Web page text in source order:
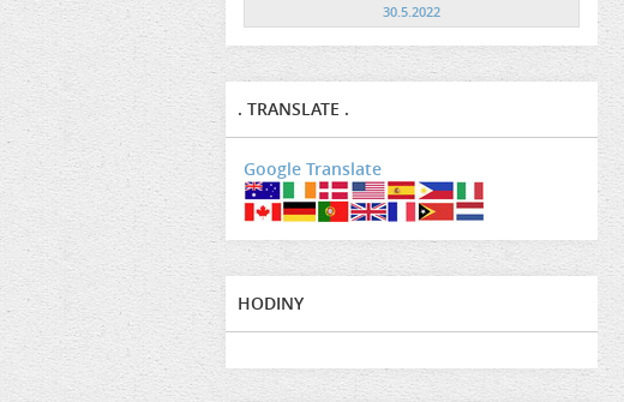
30.5.2022
. TRANSLATE .
Google Translate
HODINY